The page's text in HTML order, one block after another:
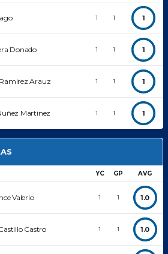
1 1 1
Donado 1 1 1
Arauz 1 1 1
Martinez 1 1 1
YC GP AVG
Valerio 1 1 1.0
Castro 1 1 1.0